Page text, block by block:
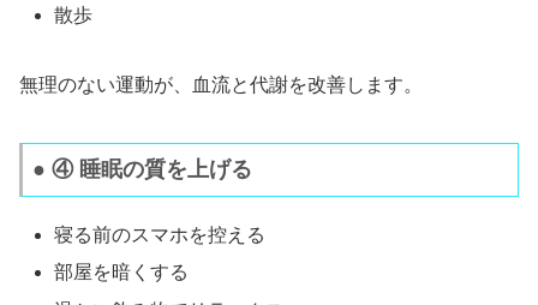
散歩
無理のない運動が、血流と代謝を改善します。
● ④ 睡眠の質を上げる
寝る前のスマホを控える
部屋を暗くする